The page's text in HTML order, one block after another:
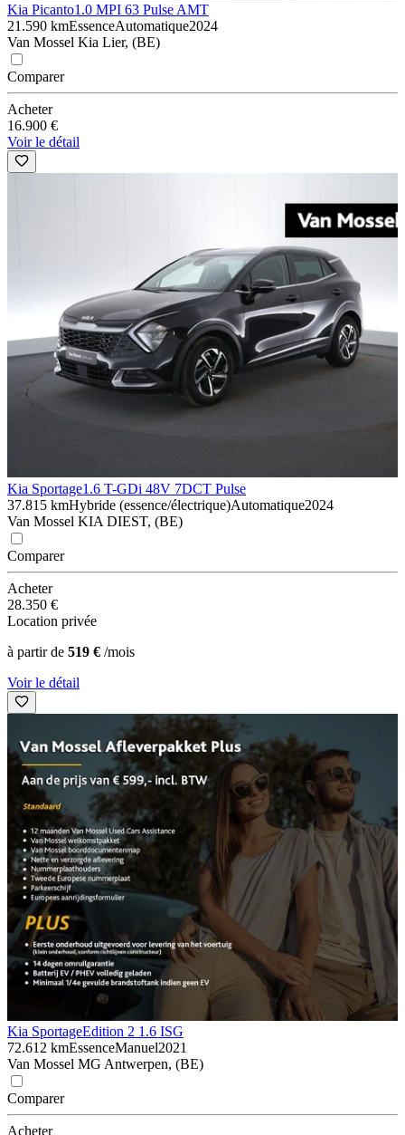
Kia Picanto1.0 MPI 63 Pulse AMT
21.590 kmEssenceAutomatique2024
Van Mossel Kia Lier, (BE)
Comparer
Acheter
16.900 €
Voir le détail
Kia Sportage1.6 T-GDi 48V 7DCT Pulse
37.815 kmHybride (essence/électrique)Automatique2024
Van Mossel KIA DIEST, (BE)
Comparer
Acheter
28.350 €
Location privée
à partir de 519 € /mois
Voir le détail
Kia SportageEdition 2 1.6 ISG
72.612 kmEssenceManuel2021
Van Mossel MG Antwerpen, (BE)
Comparer
Acheter